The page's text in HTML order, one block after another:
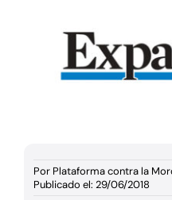
Por Plataforma contra la
Publicado el: 29/06/2018